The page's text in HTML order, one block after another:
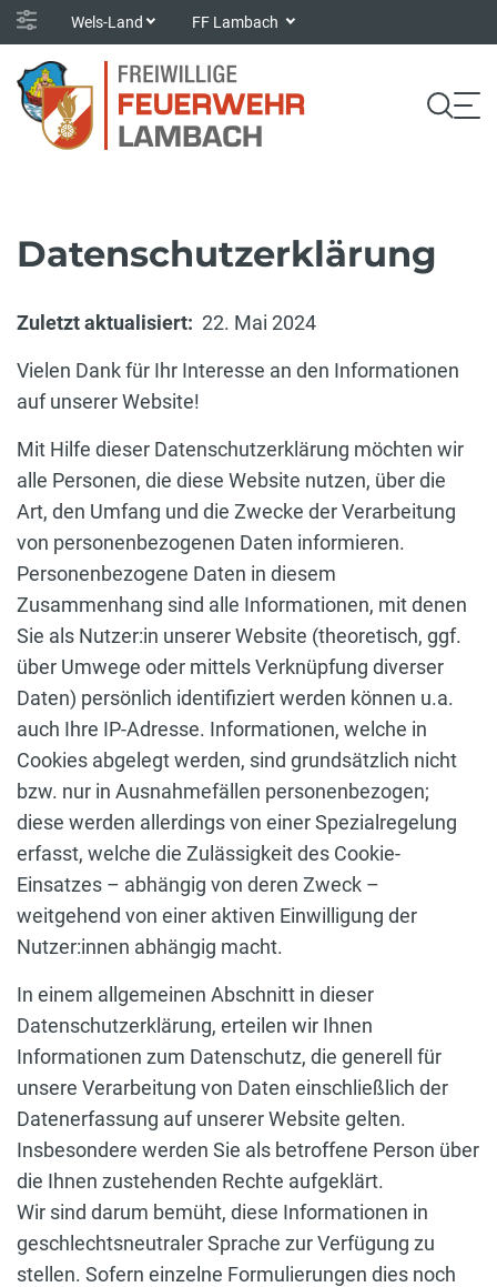
Wels-Land FF Lambach
Datenschutzerklärung
Zuletzt aktualisiert: 22. Mai 2024
Vielen Dank für Ihr Interesse an den Informationen
auf unserer Website!
Mit Hilfe dieser Datenschutzerklärung möchten wir
alle Personen, die diese Website nutzen, über die
Art, den Umfang und die Zwecke der Verarbeitung
von personenbezogenen Daten informieren.
Personenbezogene Daten in diesem
Zusammenhang sind alle Informationen, mit denen
Sie als Nutzer:in unserer Website (theoretisch, ggf.
über Umwege oder mittels Verknüpfung diverser
Daten) persönlich identifiziert werden können u.a.
auch Ihre IP-Adresse. Informationen, welche in
Cookies abgelegt werden, sind grundsätzlich nicht
bzw. nur in Ausnahmefällen personenbezogen;
diese werden allerdings von einer Spezialregelung
erfasst, welche die Zulässigkeit des Cookie-
Einsatzes – abhängig von deren Zweck –
weitgehend von einer aktiven Einwilligung der
Nutzer:innen abhängig macht.
In einem allgemeinen Abschnitt in dieser
Datenschutzerklärung, erteilen wir Ihnen
Informationen zum Datenschutz, die generell für
unsere Verarbeitung von Daten einschließlich der
Datenerfassung auf unserer Website gelten.
Insbesondere werden Sie als betroffene Person über
die Ihnen zustehenden Rechte aufgeklärt.
Wir sind darum bemüht, diese Informationen in
geschlechtsneutraler Sprache zur Verfügung zu
stellen. Sofern einzelne Formulierungen dies noch